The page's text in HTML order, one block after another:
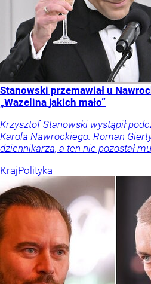
Stanowski przemawiał u
„Wazelina jakich mało”
Krzysztof Stanowski wystąpił
Karola Nawrockiego. Roman
dziennikarza, a ten nie pozostał mu
KrajPolityka